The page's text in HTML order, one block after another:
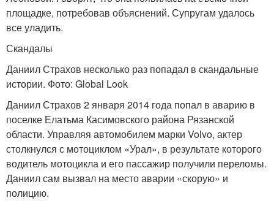
площадке, потребовав объяснений. Супругам удалось
все уладить.
Скандалы
Даниил Страхов несколько раз попадал в скандальные
истории. Фото: Global Look
Даниил Страхов 2 января 2014 года попал в аварию в
поселке Елатьма Касимовского района Рязанской
области. Управляя автомобилем марки Volvo, актер
столкнулся с мотоциклом «Урал», в результате которого
водитель мотоцикла и его пассажир получили переломы.
Даниил сам вызвал на место аварии «скорую» и
полицию.